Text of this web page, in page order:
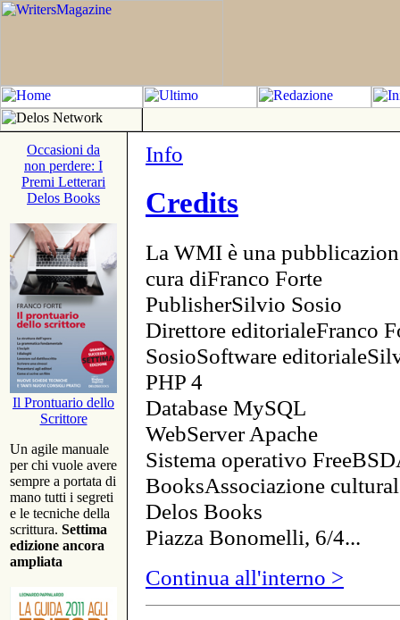
Occasioni da
non perdere: I
Premi Letterari
Delos Books
Il Prontuario dello
Scrittore
Un agile manuale
per chi vuole avere
sempre a portata di
mano tutti i segreti
e le tecniche della
scrittura. Settima
edizione ancora
ampliata
Info
Credits
La WMI è una
cura diFranco Forte
PublisherSilvio Sosio
Direttore editorialeFranco
SosioSoftware
PHP 4
Database MySQL
WebServer Apache
Sistema operativo
BooksAssociazione
Delos Books
Piazza Bonomelli, 6/4...
Continua all'interno >